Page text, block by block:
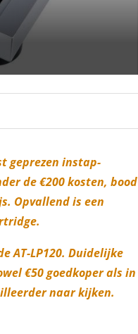
geprezen instap-
de €200 kosten, bood
Opvallend is een
AT-LP120. Duidelijke
€50 goedkoper als in
naar kijken.